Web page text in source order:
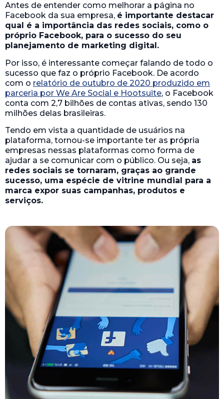
Antes de entender como melhorar a página no
Facebook da sua empresa, é importante destacar
qual é a importância das redes sociais, como o
próprio Facebook, para o sucesso do seu
planejamento de marketing digital.
Por isso, é interessante começar falando de todo o
sucesso que faz o próprio Facebook. De acordo
com o relatório de outubro de 2020 produzido em
parceria por We Are Social e Hootsuite, o Facebook
conta com 2,7 bilhões de contas ativas, sendo 130
milhões delas brasileiras.
Tendo em vista a quantidade de usuários na
plataforma, tornou-se importante ter as própria
empresas nessas plataformas como forma de
ajudar a se comunicar com o público. Ou seja, as
redes sociais se tornaram, graças ao grande
sucesso, uma espécie de vitrine mundial para a
marca expor suas campanhas, produtos e
serviços.